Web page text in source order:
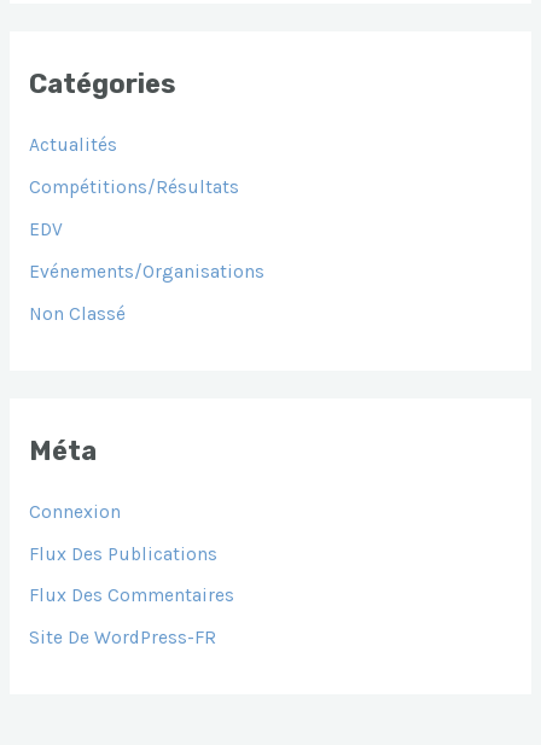
Catégories
Actualités
Compétitions/Résultats
EDV
Evénements/Organisations
Non Classé
Méta
Connexion
Flux Des Publications
Flux Des Commentaires
Site De WordPress-FR